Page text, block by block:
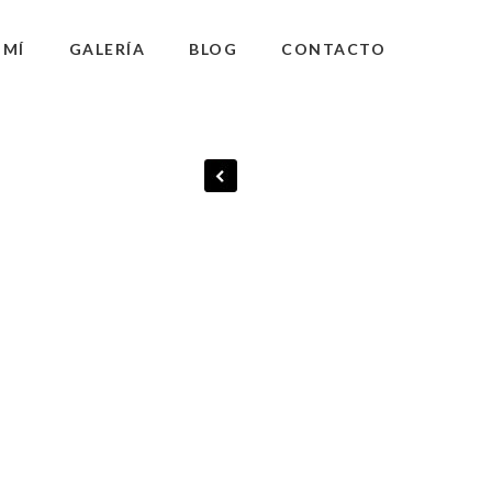
MÍ GALERÍA BLOG CONTACTO